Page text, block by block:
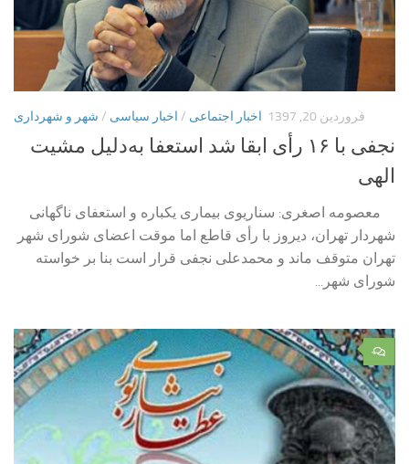
اخبار اجتماعی / اخبار سیاسی / شهر و شهرداری فروردین 20, 1397
نجفی با ۱۶ رأی ابقا شد استعفا به‌دلیل مشیت
‌الهی
معصومه اصغری: سناریوی بیماری یکباره و استعفای ناگهانی
شهردار تهران، دیروز با رأی قاطع اما موقت اعضای شورای شهر
تهران متوقف ماند و محمدعلی نجفی قرار است بنا بر خواسته
شورای شهر...
۰